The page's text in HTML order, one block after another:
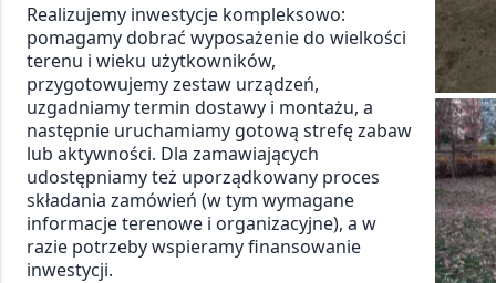
Realizujemy inwestycje kompleksowo:
pomagamy dobrać wyposażenie do wielkości
terenu i wieku użytkowników,
przygotowujemy zestaw urządzeń,
uzgadniamy termin dostawy i montażu, a
następnie uruchamiamy gotową strefę zabaw
lub aktywności. Dla zamawiających
udostępniamy też uporządkowany proces
składania zamówień (w tym wymagane
informacje terenowe i organizacyjne), a w
razie potrzeby wspieramy finansowanie
inwestycji.